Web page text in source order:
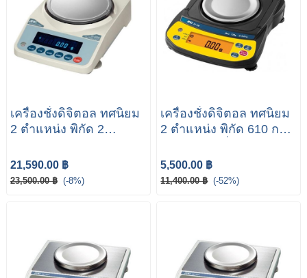
เครื่องชั่งดิจิตอล ทศนิยม
2 ตำแหน่ง พิกัด 2
ยี่ห้อ AND
21,590.00 ฿
23,500.00 ฿ (-8%)
เครื่องชั่งดิจิตอล ทศนิยม
2 ตำแหน่ง พิกัด 610 กรัม
5,500.00 ฿
11,400.00 ฿ (-52%)